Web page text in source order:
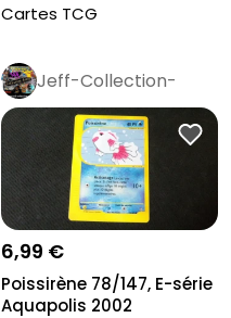
Cartes TCG
Jeff-Collection-
Rétro Pro
6,99 €
Poissirène 78/147, E-série
Aquapolis 2002